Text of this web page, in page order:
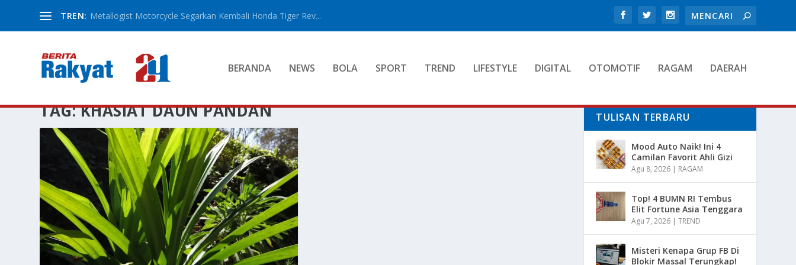
TREN: Metallogist Motorcycle Segarkan Kembali Honda Tiger Rev...
BERANDA NEWS BOLA SPORT TREND LIFESTYLE DIGITAL OTOMOTIF RAGAM DAERAH
TAG:KHASIAT DAUN PANDAN TULISAN TERBARU
Mood Auto Naik! Ini 4
Camilan Favorit Ahli Gizi
Agu 8, 2026 | RAGAM
Top! 4 BUMN RI Tembus
Elit Fortune Asia Tenggara
Agu 7, 2026 |TREND
Misteri Kenapa Grup FB Di
Blokir Massal Terungkap!